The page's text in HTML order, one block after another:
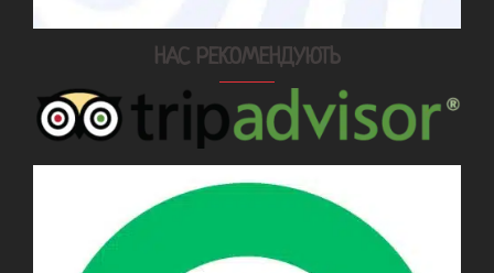
НАС РЕКОМЕНДУЮТЬ